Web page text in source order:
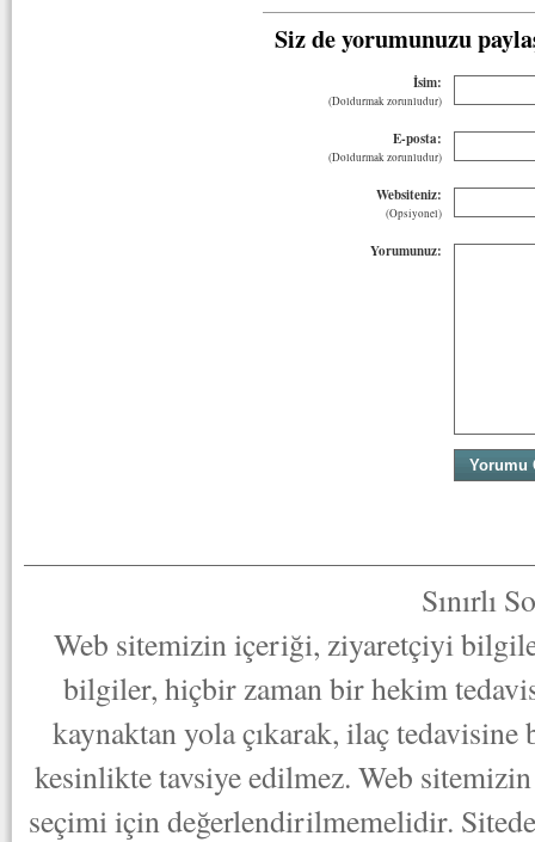
Siz de yorumunuzu
İsim:
(Doldurmak zorunludur)
E-posta:
(Doldurmak zorunludur)
Websiteniz:
(Opsiyonel)
Yorumunuz:
Sınırlı
Web sitemizin içeriği, ziyaretçiyi
bilgiler, hiçbir zaman bir hekim
kaynaktan yola çıkarak, ilaç
kesinlikte tavsiye edilmez. Web
seçimi için değerlendirilmemelidir.